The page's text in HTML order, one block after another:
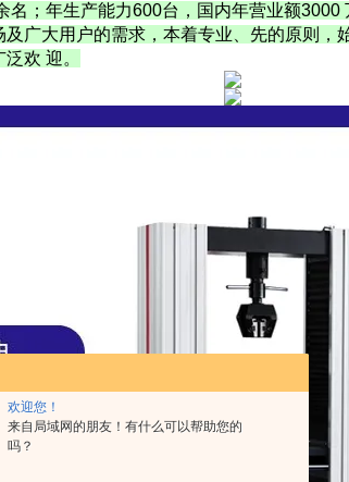
欢迎您！
来自局域网的朋友！有什么可以帮助您的
吗？
名；年生产能力600台，国内年营业额
广大用户的需求，本着专业、先的原则，
欢 迎。